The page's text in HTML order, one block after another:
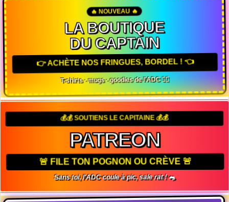
🔥 NOUVEAU 🔥
LA BOUTIQUE
DU CAPTAIN
👉 ACHÈTE NOS FRINGUES, BORDEL ! 👈
T-shirts · mugs · goodies de l'ADC 🏴‍☠️
💰💰 SOUTIENS LE CAPITAINE 💰💰
PATREON
🚨 FILE TON POGNON OU CRÈVE 🚨
Sans toi, l'ADC coule à pic, sale rat ! 🐀